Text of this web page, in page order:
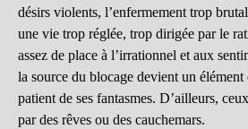
désirs violents, l’enfermement trop
une vie trop réglée, trop dirigée par le
assez de place à l’irrationnel et aux
la source du blocage devient un
patient de ses fantasmes. D’ailleurs,
par des rêves ou des cauchemars.